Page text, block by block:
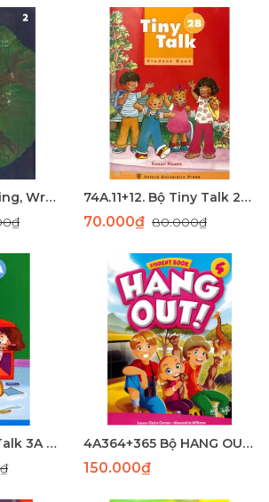
Pathways 2 Reading, Writing, and Critical Thinking 74A.11+12. Bộ Tiny Talk 2B (SB + WB) - LASER
70.000₫ 80.000₫
74A.7+8. Bộ Tiny Talk 3A (SB + WB) (49+48) - laser 4A364+365 Bộ HANG OUT 4 (SB+WB) (120-96) - Laser
150.000₫